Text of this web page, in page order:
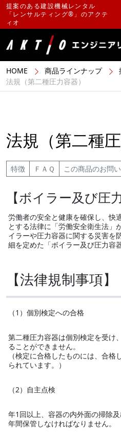
提案のある建設機械レンタル
「レンサルティング®」のアクテ
ィオ
HOME 商品ラインナップ
法規（第二種圧力容器）
法規（第二種圧
特徴 ＦＡＱ この商品のお問
【ボイラー及び圧
労働者の安全と健康を確保し、快
とする法律に「労働安全衛生法」
イラーや圧力容器に関する災害を
細を定めた「ボイラー及び圧力容
【法律規制事項】
（1）個別検定への合格
第二種圧力容器は個別検定を受け
ることができません。
（検定に合格したものには、合
られています。）
（2）自主点検
年1回以上、容器の内外面の掃除
年間保管しなければなりません。